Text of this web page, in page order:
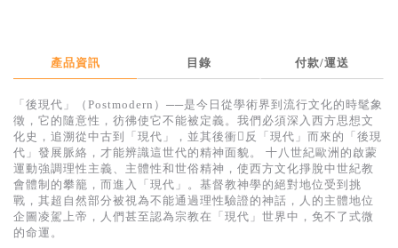
得獎作品推介
中文二手書
英文二手書
精選英文書
電子書
產品資訊 目錄 付款/運送
「後現代」（Postmodern）──是今日從學術界到流行文化的時髦象
徵，它的隨意性，彷彿使它不能被定義。我們必須深入西方思想文
化史，追溯從中古到「現代」，並其後衝反「現代」而來的「後現
代」發展脈絡，才能辨識這世代的精神面貌。 十八世紀歐洲的啟蒙
運動強調理性主義、主體性和世俗精神，使西方文化掙脫中世紀教
會體制的攀籠，而進入「現代」。基督教神學的絕對地位受到挑
戰，其超自然部分被視為不能通過理性驗證的神話，人的主體地位
企圖凌駕上帝，人們甚至認為宗教在「現代」世界中，免不了式微
的命運。